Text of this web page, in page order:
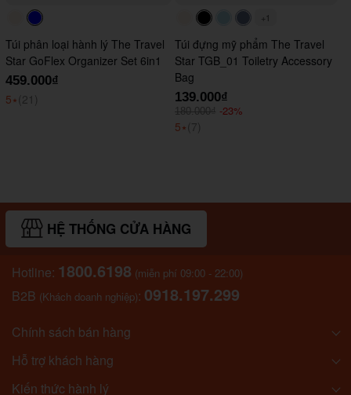
#faf0e6
Túi phân loại hành lý The Travel
Star GoFlex Organizer Set 6in1
459.000₫
5⭑ (21)
#faf0e6#000000#ADD8E6
#647290
+1
Túi đựng mỹ phẩm The Travel
Star TGB_01 Toiletry Accessory
Bag
139.000₫
180.000₫ -23%
5⭑ (7)
HỆ THỐNG CỬA HÀNG
Hotline: 1800.6198 (miễn phí 09:00 - 22:00)
B2B (Khách doanh nghiệp): 0918.197.299
Chính sách bán hàng
Hỗ trợ khách hàng
Kiến thức hành lý